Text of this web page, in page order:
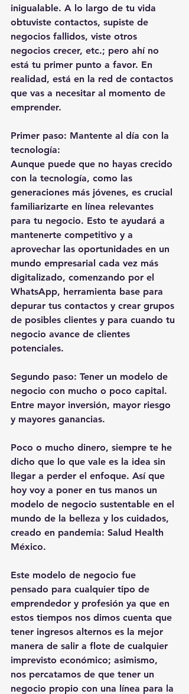
inigualable. A lo largo de tu vida
obtuviste contactos, supiste de
negocios fallidos, viste otros
negocios crecer, etc.; pero ahí no
está tu primer punto a favor. En
realidad, está en la red de contactos
que vas a necesitar al momento de
emprender.
Primer paso: Mantente al día con la
tecnología:
Aunque puede que no hayas crecido
con la tecnología, como las
generaciones más jóvenes, es crucial
familiarizarte en línea relevantes
para tu negocio. Esto te ayudará a
mantenerte competitivo y a
aprovechar las oportunidades en un
mundo empresarial cada vez más
digitalizado, comenzando por el
WhatsApp, herramienta base para
depurar tus contactos y crear grupos
de posibles clientes y para cuando tu
negocio avance de clientes
potenciales.
Segundo paso: Tener un modelo de
negocio con mucho o poco capital.
Entre mayor inversión, mayor riesgo
y mayores ganancias.
Poco o mucho dinero, siempre te he
dicho que lo que vale es la idea sin
llegar a perder el enfoque. Así que
hoy voy a poner en tus manos un
modelo de negocio sustentable en el
mundo de la belleza y los cuidados,
creado en pandemia: Salud Health
México.
Este modelo de negocio fue
pensado para cualquier tipo de
emprendedor y profesión ya que en
estos tiempos nos dimos cuenta que
tener ingresos alternos es la mejor
manera de salir a flote de cualquier
imprevisto económico; asimismo,
nos percatamos de que tener un
negocio propio con una línea para la